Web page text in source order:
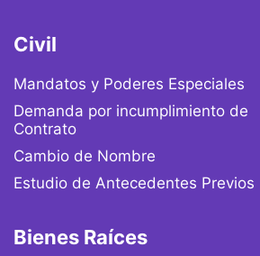
Civil
Mandatos y Poderes Especiales
Demanda por incumplimiento de
Contrato
Cambio de Nombre
Estudio de Antecedentes Previos
Bienes Raíces